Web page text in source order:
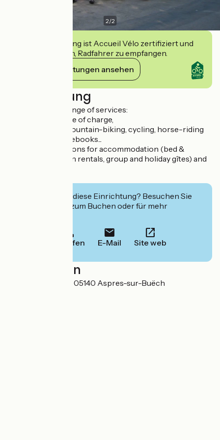
2/2
Diese Einrichtung ist Accueil Vélo zertifiziert und
verpflichtet sich, Radfahrer zu empfangen.
Ihre Verpflichtungen ansehen
Beschreibung
We offer a wide range of services:
- Wifi available free of charge,
- Sale of hiking, mountain-biking, cycling, horse-riding
and climbing guidebooks...
- Online reservations for accommodation (bed &
breakfast, vacation rentals, group and holiday gîtes) and
Interessiert Sie diese Einrichtung? Besuchen Sie
deren Website zum Buchen oder für mehr
Anrufen E-Mail Site web
Localisation
Avenue de la Gare 05140 Aspres-sur-Buëch